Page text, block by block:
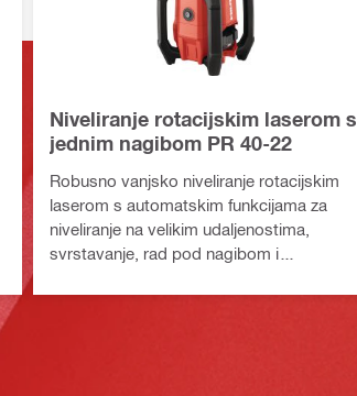
Niveliranje rotacijskim laserom s
jednim nagibom PR 40-22
Robusno vanjsko niveliranje rotacijskim
laserom s automatskim funkcijama za
niveliranje na velikim udaljenostima,
svrstavanje, rad pod nagibom i